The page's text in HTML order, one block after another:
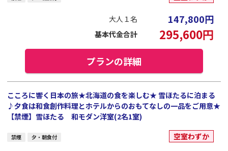
大人１名 147,800円
基本代金合計 295,600円
プランの詳細
こころに響く日本の旅★北海道の食を楽しむ★ 雪ほたるに泊まる
♪夕食は和食創作料理とホテルからのおもてなしの一品をご用意★
【禁煙】雪ほたる 和モダン洋室(2名1室)
禁煙 夕・朝食付 空室わずか